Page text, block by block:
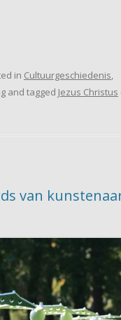
in Cultuurgeschiedenis,
and tagged Jezus Christus
van